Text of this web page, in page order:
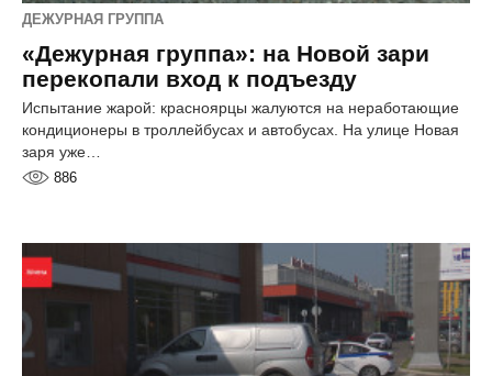
ДЕЖУРНАЯ ГРУППА
«Дежурная группа»: на Новой зари
перекопали вход к подъезду
Испытание жарой: красноярцы жалуются на неработающие
кондиционеры в троллейбусах и автобусах. На улице Новая
заря уже…
886